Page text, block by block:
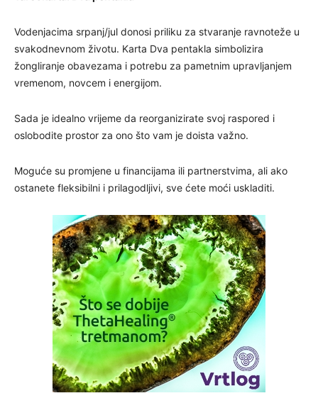
Vodenjacima srpanj/jul donosi priliku za stvaranje ravnoteže u
svakodnevnom životu. Karta Dva pentakla simbolizira
žongliranje obavezama i potrebu za pametnim upravljanjem
vremenom, novcem i energijom.
Sada je idealno vrijeme da reorganizirate svoj raspored i
oslobodite prostor za ono što vam je doista važno.
Moguće su promjene u financijama ili partnerstvima, ali ako
ostanete fleksibilni i prilagodljivi, sve ćete moći uskladiti.